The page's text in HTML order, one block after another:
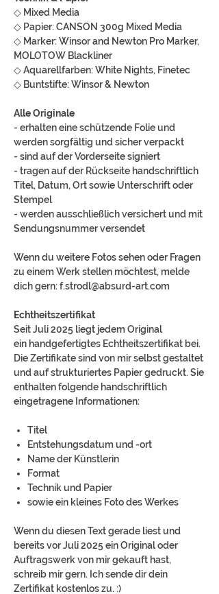
◇ Mixed Media
◇ Papier: CANSON 300g Mixed Media
◇ Marker: Winsor and Newton Pro Marker,
MOLOTOW Blackliner
◇ Aquarellfarben: White Nights, Finetec
◇ Buntstifte: Winsor & Newton
Alle Originale
- erhalten eine schützende Folie und
werden sorgfältig und sicher verpackt
- sind auf der Vorderseite signiert
- tragen auf der Rückseite handschriftlich
Titel, Datum, Ort sowie Unterschrift oder
Stempel
- werden ausschließlich versichert und mit
Sendungsnummer versendet
Wenn du weitere Fotos sehen oder Fragen
zu einem Werk stellen möchtest, melde
dich gern: f.strodl@absurd-art.com
Echtheitszertifikat
Seit Juli 2025 liegt jedem Original
ein handgefertigtes Echtheitszertifikat bei.
Die Zertifikate sind von mir selbst gestaltet
und auf strukturiertes Papier gedruckt. Sie
enthalten folgende handschriftlich
eingetragene Informationen:
Titel
Entstehungsdatum und -ort
Name der Künstlerin
Format
Technik und Papier
sowie ein kleines Foto des Werkes
Wenn du diesen Text gerade liest und
bereits vor Juli 2025 ein Original oder
Auftragswerk von mir gekauft hast,
schreib mir gern. Ich sende dir dein
Zertifikat kostenlos zu. :)